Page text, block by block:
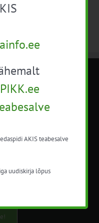
alt
PIKK.ee
AKIS teabesalve
uudiskirja lõpus